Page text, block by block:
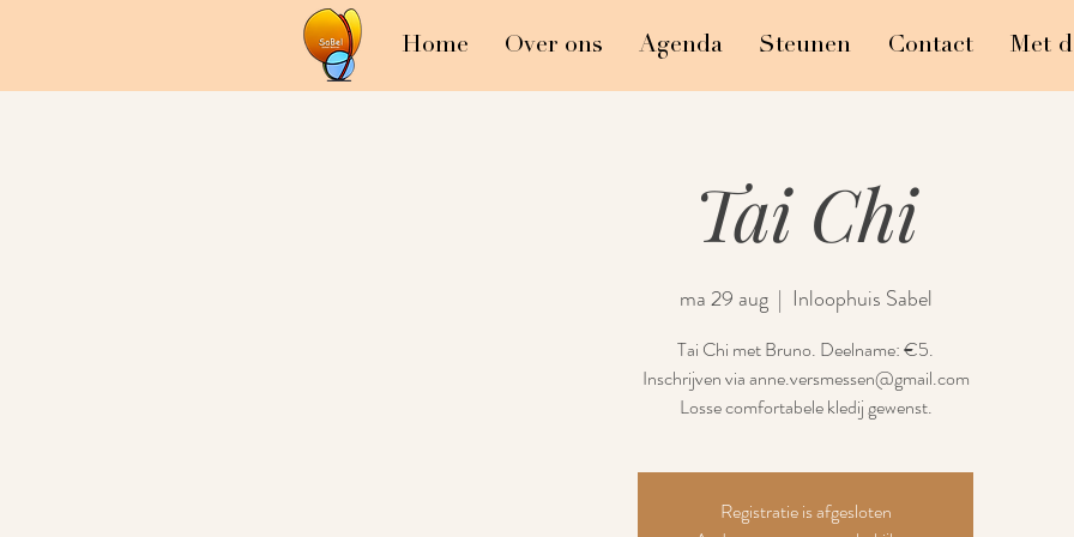
Home Over ons Agenda Steunen Contact Met
Tai Chi
ma 29 aug
  |
Inloophuis Sabel
Tai Chi met Bruno. Deelname: €5.
Inschrijven via anne.versmessen@gmail.com
Losse comfortabele kledij gewenst.
Registratie is afgesloten